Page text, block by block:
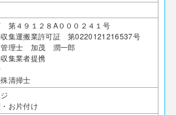
第４９１２８A０００２４１号
収集運搬業許可証 第0220121216537号
管理士 加茂 潤一郎
集業者提携
清掃士
お片付け